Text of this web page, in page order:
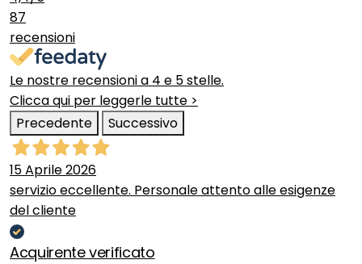
87
recensioni
Le nostre recensioni a 4 e 5 stelle.
Clicca qui per leggerle tutte >
Precedente
Successivo
15 Aprile 2026
servizio eccellente. Personale attento alle esigenze
del cliente
Acquirente verificato